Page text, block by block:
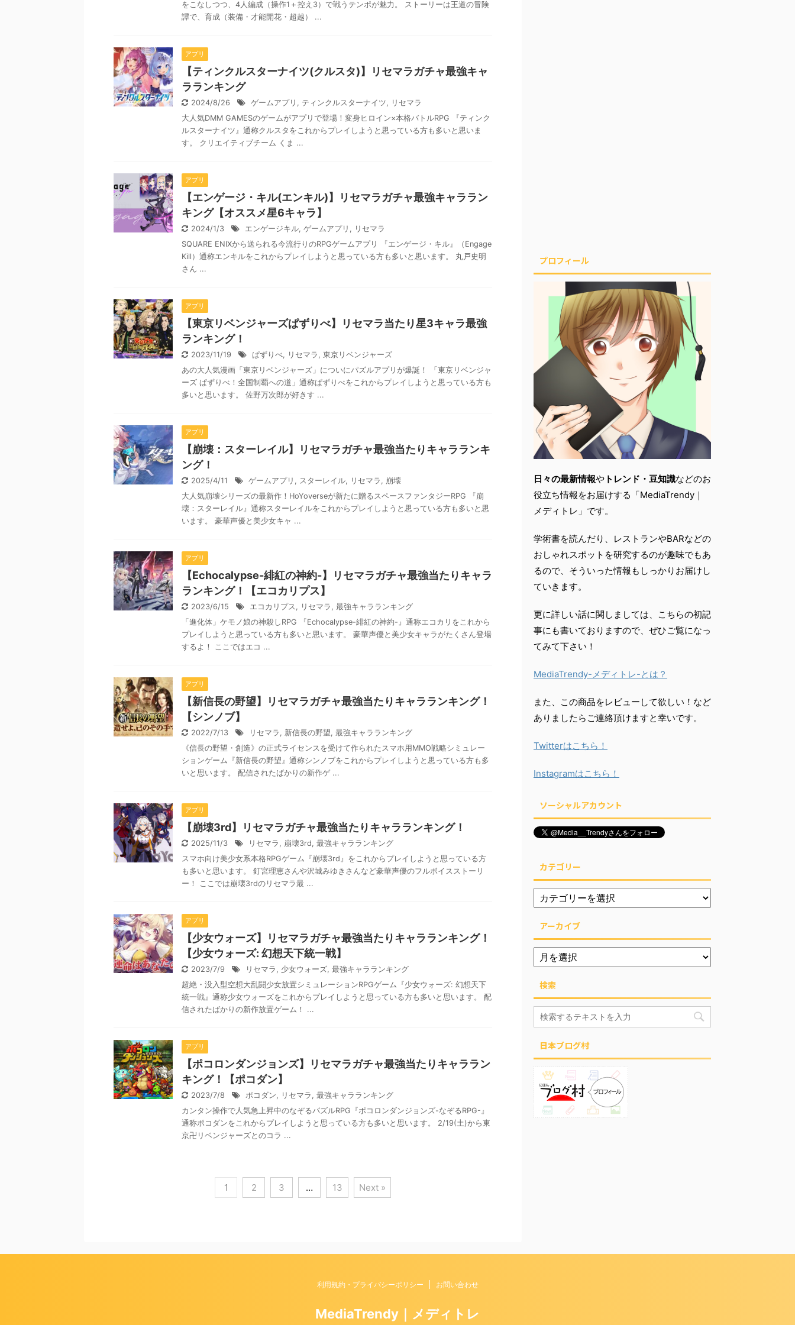
をこなしつつ、4人編成（操作1＋控え3）で戦うテンポが魅力。 ストーリーは王道の冒険
譚で、育成（装備・才能開花・超越） ...
アプリ
【ティンクルスターナイツ(クルスタ)】リセマラガチャ最強キャ
ラランキング
2024/8/26 ゲームアプリ , ティンクルスターナイツ, リセマラ
大人気DMM GAMESのゲームがアプリで登場！変身ヒロイン×本格バトルRPG 『ティンク
ルスターナイツ』通称クルスタをこれからプレイしようと思っている方も多いと思いま
す。 クリエイティブチーム くま ...
アプリ
【エンゲージ・キル(エンキル)】リセマラガチャ最強キャララン
キング【オススメ星6キャラ】
2024/1/3 エンゲージキル, ゲームアプリ , リセマラ
SQUARE ENIXから送られる今流行りのRPGゲームアプリ 『エンゲージ・キル』（Engage
Kill）通称エンキルをこれからプレイしようと思っている方も多いと思います。 丸戸史明
さん ...
アプリ
【東京リベンジャーズぱずりべ】リセマラ当たり星3キャラ最強
ランキング！
2023/11/19 ぱずりべ, リセマラ , 東京リベンジャーズ
あの大人気漫画「東京リベンジャーズ」についにパズルアプリが爆誕！ 「東京リベンジャ
ーズ ぱずりべ！全国制覇への道」通称ぱずりべをこれからプレイしようと思っている方も
多いと思います。 佐野万次郎が好きす ...
アプリ
【崩壊：スターレイル】リセマラガチャ最強当たりキャラランキ
ング！
2025/4/11 ゲームアプリ , スターレイル, リセマラ , 崩壊
大人気崩壊シリーズの最新作！HoYoverseが新たに贈るスペースファンタジーRPG 『崩
壊：スターレイル』通称スターレイルをこれからプレイしようと思っている方も多いと思
います。 豪華声優と美少女キャ ...
アプリ
【Echocalypse-緋紅の神約-】リセマラガチャ最強当たりキャラ
ランキング！【エコカリプス】
2023/6/15 エコカリプス, リセマラ , 最強キャラランキング
「進化体」ケモノ娘の神殺しRPG 『Echocalypse-緋紅の神約-』通称エコカリをこれから
プレイしようと思っている方も多いと思います。 豪華声優と美少女キャラがたくさん登場
するよ！ ここではエコ ...
アプリ
【新信長の野望】リセマラガチャ最強当たりキャラランキング！
【シンノブ】
2022/7/13 リセマラ , 新信長の野望, 最強キャラランキング
《信長の野望・創造》の正式ライセンスを受けて作られたスマホ用MMO戦略シミュレー
ションゲーム『新信長の野望』通称シンノブをこれからプレイしようと思っている方も多
いと思います。 配信されたばかりの新作ゲ ...
アプリ
【崩壊3rd】リセマラガチャ最強当たりキャラランキング！
2025/11/3 リセマラ , 崩壊3rd, 最強キャラランキング
スマホ向け美少女系本格RPGゲーム『崩壊3rd』をこれからプレイしようと思っている方
も多いと思います。 釘宮理恵さんや沢城みゆきさんなど豪華声優のフルボイスストーリ
ー！ ここでは崩壊3rdのリセマラ最 ...
アプリ
【少女ウォーズ】リセマラガチャ最強当たりキャラランキング！
【少女ウォーズ: 幻想天下統一戦】
2023/7/9 リセマラ , 少女ウォーズ, 最強キャラランキング
超絶・没入型空想大乱闘少女放置シミュレーションRPGゲーム『少女ウォーズ: 幻想天下
統一戦』通称少女ウォーズをこれからプレイしようと思っている方も多いと思います。 配
信されたばかりの新作放置ゲーム！ ...
アプリ
【ポコロンダンジョンズ】リセマラガチャ最強当たりキャララン
キング！【ポコダン】
2023/7/8 ポコダン, リセマラ , 最強キャラランキング
カンタン操作で人気急上昇中のなぞるパズルRPG『ポコロンダンジョンズ-なぞるRPG-』
通称ポコダンをこれからプレイしようと思っている方も多いと思います。 2/19(土)から東
京卍リベンジャーズとのコラ ...
1 2 3 … 13 Next »
プロフィール
日々の最新情報や トレンド・ 豆知識などのお
役立ち情報をお届けする「MediaTrendy｜
メディトレ」です。
学術書を読んだり、
レストランやBARなどの
おしゃれスポットを研究するのが趣味でもあ
るので、 そういった情報もしっかりお届けし
ていきます。
更に詳しい話に関しましては、こちらの初記
事にも書いておりますので、ぜひご覧になっ
てみて下さい！
MediaTrendy-メディトレ-とは？
また、この商品をレビューして欲しい！など
ありましたらご連絡頂けますと幸いです。
Twitterはこちら！
Instagramはこちら！
ソーシャルアカウント
カテゴリー
アーカイブ
検索
日本ブログ村
利用規約・プライバシーポリシー お問い合わせ
MediaTrendy｜メディトレ